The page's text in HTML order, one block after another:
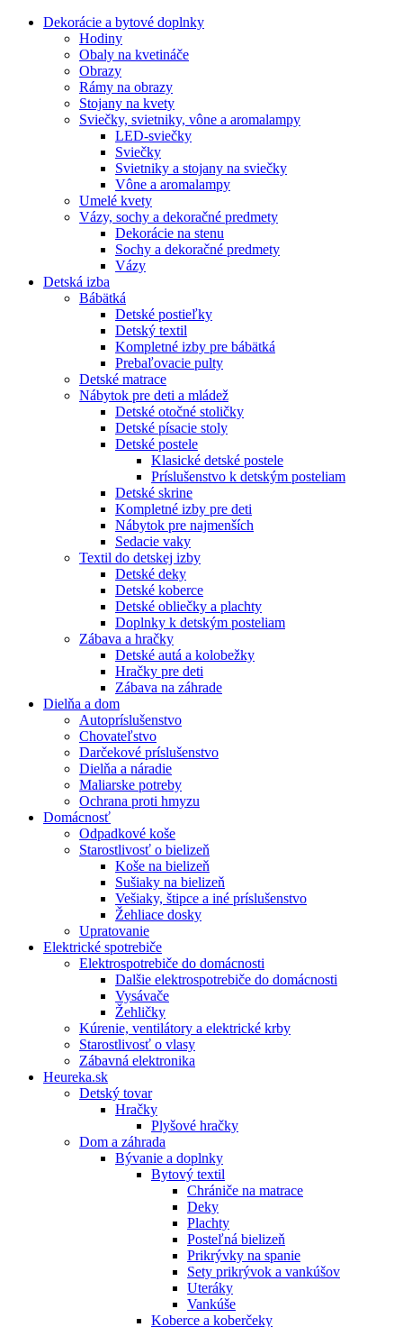
Dekorácie a bytové doplnky
Hodiny
Obaly na kvetináče
Obrazy
Rámy na obrazy
Stojany na kvety
Sviečky, svietniky, vône a aromalampy
LED-sviečky
Sviečky
Svietniky a stojany na sviečky
Vône a aromalampy
Umelé kvety
Vázy, sochy a dekoračné predmety
Dekorácie na stenu
Sochy a dekoračné predmety
Vázy
Detská izba
Bábätká
Detské postieľky
Detský textil
Kompletné izby pre bábätká
Prebaľovacie pulty
Detské matrace
Nábytok pre deti a mládež
Detské otočné stoličky
Detské písacie stoly
Detské postele
Klasické detské postele
Príslušenstvo k detským posteliam
Detské skrine
Kompletné izby pre deti
Nábytok pre najmenších
Sedacie vaky
Textil do detskej izby
Detské deky
Detské koberce
Detské obliečky a plachty
Doplnky k detským posteliam
Zábava a hračky
Detské autá a kolobežky
Hračky pre deti
Zábava na záhrade
Dielňa a dom
Autopríslušenstvo
Chovateľstvo
Darčekové príslušenstvo
Dielňa a náradie
Maliarske potreby
Ochrana proti hmyzu
Domácnosť
Odpadkové koše
Starostlivosť o bielizeň
Koše na bielizeň
Sušiaky na bielizeň
Vešiaky, štipce a iné príslušenstvo
Žehliace dosky
Upratovanie
Elektrické spotrebiče
Elektrospotrebiče do domácnosti
Dalšie elektrospotrebiče do domácnosti
Vysávače
Žehličky
Kúrenie, ventilátory a elektrické krby
Starostlivosť o vlasy
Zábavná elektronika
Heureka.sk
Detský tovar
Hračky
Plyšové hračky
Dom a záhrada
Bývanie a doplnky
Bytový textil
Chrániče na matrace
Deky
Plachty
Posteľná bielizeň
Prikrývky na spanie
Sety prikrývok a vankúšov
Uteráky
Vankúše
Koberce a koberčeky